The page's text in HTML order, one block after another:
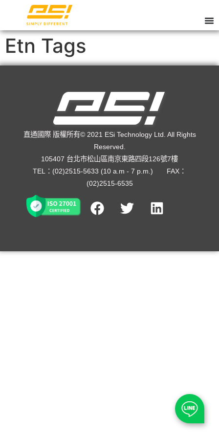
Etn Tags
直通國際 版權所有© 2021 ESi Technology Ltd. All Rights
Reserved.
105407 台北市松山區南京東路四段126號7樓
TEL：(02)2515-5633 (10 a.m - 7 p.m.) FAX：
(02)2515-6535